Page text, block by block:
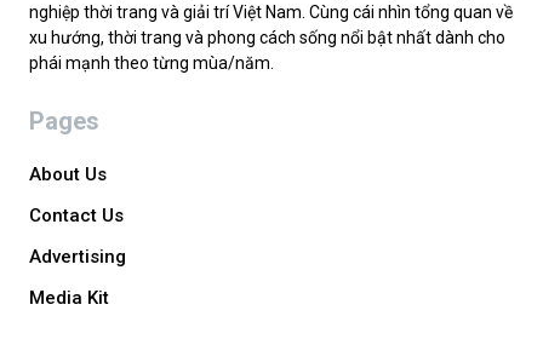
nghiệp thời trang và giải trí Việt Nam. Cùng cái nhìn tổng quan về
xu hướng, thời trang và phong cách sống nổi bật nhất dành cho
phái mạnh theo từng mùa/năm.
Pages
About Us
Contact Us
Advertising
Media Kit